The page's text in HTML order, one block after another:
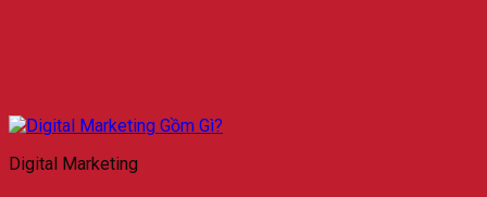
Digital Marketing